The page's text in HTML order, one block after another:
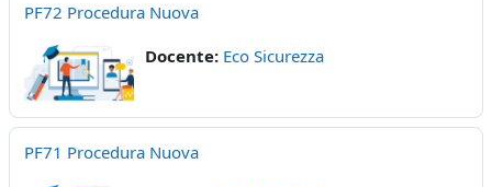
PF72 Procedura Nuova
Docente: Eco Sicurezza
PF71 Procedura Nuova